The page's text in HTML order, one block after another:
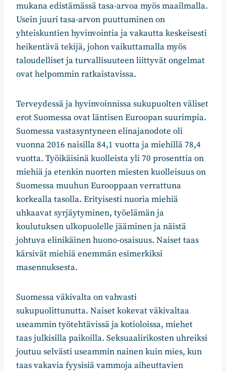
mukana edistämässä tasa-arvoa myös maailmalla.
Usein juuri tasa-arvon puuttuminen on
yhteiskuntien hyvinvointia ja vakautta keskeisesti
heikentävä tekijä, johon vaikuttamalla myös
taloudelliset ja turvallisuuteen liittyvät ongelmat
ovat helpommin ratkaistavissa.
Terveydessä ja hyvinvoinnissa sukupuolten väliset
erot Suomessa ovat läntisen Euroopan suurimpia.
Suomessa vastasyntyneen elinajanodote oli
vuonna 2016 naisilla 84,1 vuotta ja miehillä 78,4
vuotta. Työikäisinä kuolleista yli 70 prosenttia on
miehiä ja etenkin nuorten miesten kuolleisuus on
Suomessa muuhun Eurooppaan verrattuna
korkealla tasolla. Erityisesti nuoria miehiä
uhkaavat syrjäytyminen, työelämän ja
koulutuksen ulkopuolelle jääminen ja näistä
johtuva elinikäinen huono-osaisuus. Naiset taas
kärsivät miehiä enemmän esimerkiksi
masennuksesta.
Suomessa väkivalta on vahvasti
sukupuolittunutta. Naiset kokevat väkivaltaa
useammin työtehtävissä ja kotioloissa, miehet
taas julkisilla paikoilla. Seksuaalirikosten uhreiksi
joutuu selvästi useammin nainen kuin mies, kun
taas vakavia fyysisiä vammoja aiheuttavien